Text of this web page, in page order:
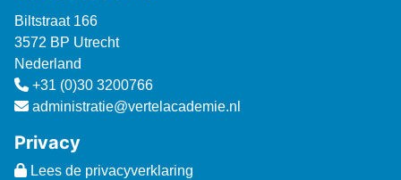
Biltstraat 166
3572 BP Utrecht
Nederland
+31 (0)30 3200766
administratie@vertelacademie.nl
Privacy
Lees de privacyverklaring